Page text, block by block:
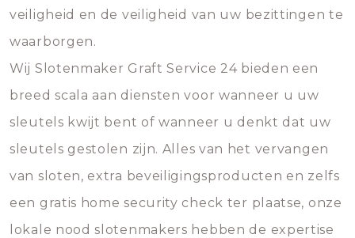
veiligheid en de veiligheid van uw bezittingen te
waarborgen.
Wij Slotenmaker Graft Service 24 bieden een
breed scala aan diensten voor wanneer u uw
sleutels kwijt bent of wanneer u denkt dat uw
sleutels gestolen zijn. Alles van het vervangen
van sloten, extra beveiligingsproducten en zelfs
een gratis home security check ter plaatse, onze
lokale nood slotenmakers hebben de expertise